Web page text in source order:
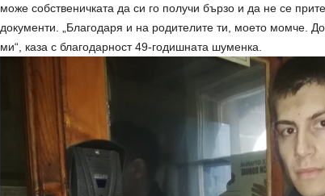
може собственичката да си го получи бързо и да не се
документи. „Благодаря и на родителите ти, моето момче.
ми“, каза с благодарност 49-годишната шуменка.